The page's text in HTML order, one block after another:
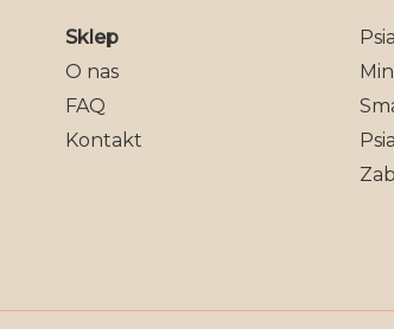
Sklep
O nas
FAQ
Kontakt